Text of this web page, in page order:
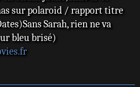
sur polaroid / rapport titre
Sarah, rien ne va
bleu brisé)